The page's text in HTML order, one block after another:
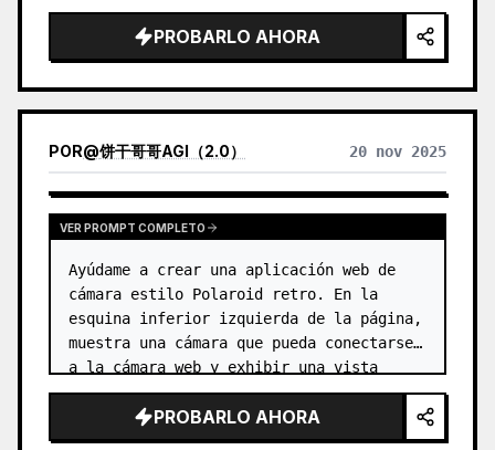
escenarios de la vida moderna. …
PROBARLO AHORA
POR@饼干哥哥AGI（2.0） 20 nov 2025
VER PROMPT COMPLETO
Ayúdame a crear una aplicación web de
cámara estilo Polaroid retro. En la
esquina inferior izquierda de la página,
muestra una cámara que pueda conectarse
a la cámara web y exhibir una vista
previa en tiempo real. …
PROBARLO AHORA